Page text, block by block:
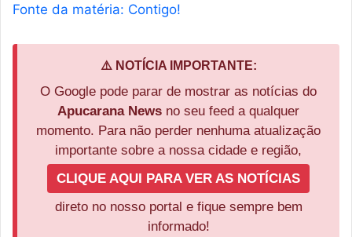
Fonte da matéria: Contigo!
⚠️ NOTÍCIA IMPORTANTE:
O Google pode parar de mostrar as notícias do
Apucarana News no seu feed a qualquer
momento. Para não perder nenhuma atualização
importante sobre a nossa cidade e região,
CLIQUE AQUI PARA VER AS NOTÍCIAS
direto no nosso portal e fique sempre bem
informado!